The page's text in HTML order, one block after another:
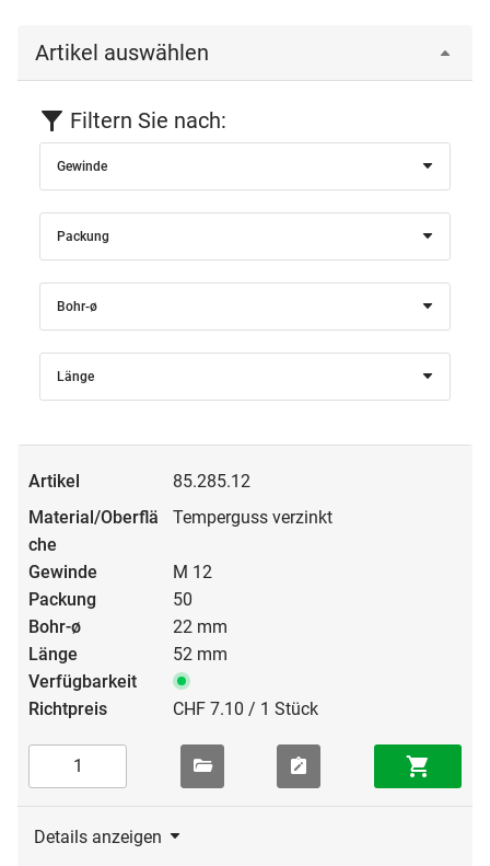
Artikel auswählen
Filtern Sie nach:
Gewinde
Packung
Bohr-ø
Länge
85.285.12
Temperguss verzinkt
M 12
50
22 mm
52 mm
CHF 7.10 / 1 Stück
Details anzeigen